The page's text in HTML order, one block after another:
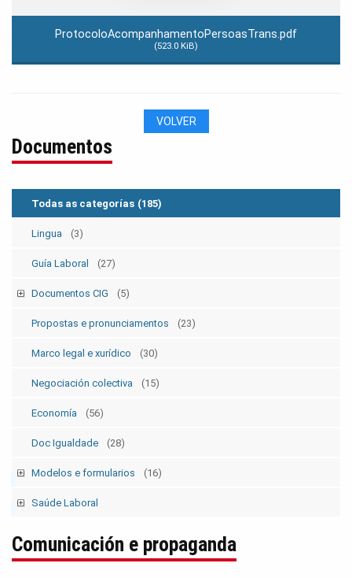
ProtocoloAcompanhamentoPersoasTrans.pdf
(523.0 KiB)
VOLVER
Documentos
Todas as categorías (185)
Lingua (3)
Guía Laboral (27)
Documentos CIG (5)
Estatutos (5)
Propostas e pronunciamentos (23)
Marco legal e xurídico (30)
Negociación colectiva (15)
Economía (56)
Doc Igualdade (28)
Modelos e formularios (16)
Modelos SolicitudesPermisos
Saúde Laboral
Publicacións 2
Comunicación e propaganda